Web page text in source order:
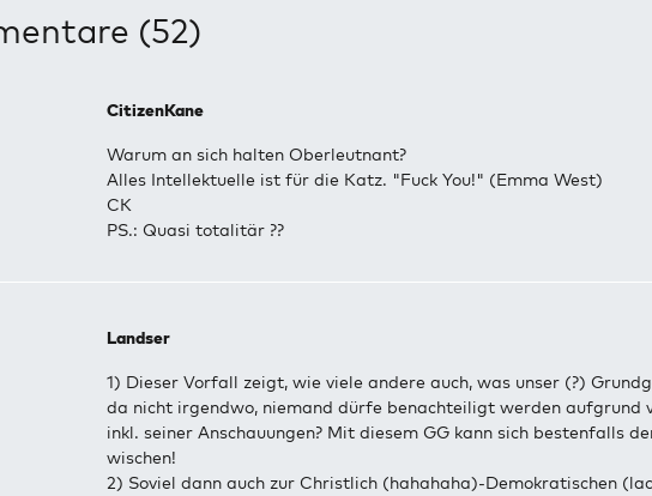
(52)
CitizenKane
Warum an sich halten Oberleutnant?
Alles Intellektuelle ist für die Katz. "Fuck You!" (Emma West)
CK
PS.: Quasi totalitär ??
Landser
1) Dieser Vorfall zeigt, wie viele andere auch, was unser (?)
da nicht irgendwo, niemand dürfe benachteiligt werden aufgrund
inkl. seiner Anschauungen? Mit diesem GG kann sich bestenfalls
wischen!
2) Soviel dann auch zur Christlich (hahahaha)-Demokratischen